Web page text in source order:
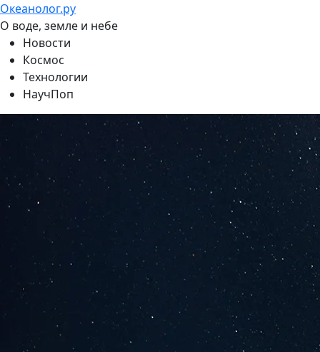
Океанолог.ру
О воде, земле и небе
Новости
Космос
Технологии
НаучПоп